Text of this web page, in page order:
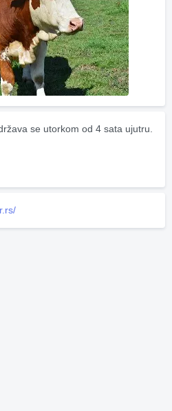
se utorkom od 4 sata ujutru.